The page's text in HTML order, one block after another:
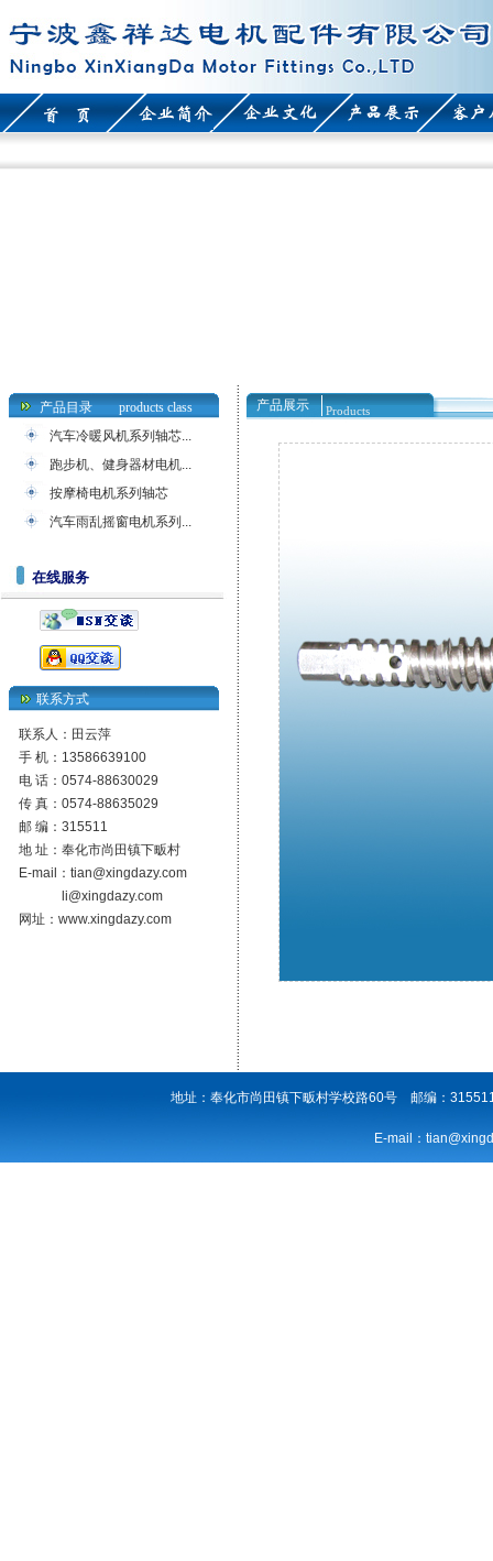
产品目录
products class
汽车冷暖风机系列轴芯...
跑步机、健身器材电机...
按摩椅电机系列轴芯
汽车雨乱摇窗电机系列...
在线服务
联系方式
联系人：田云萍
手 机：13586639100
电 话：0574-88630029
传 真：0574-88635029
邮 编：315511
地 址：奉化市尚田镇下畈村
E-mail： tian@xingdazy.com
li@xingdazy.com
网址： www.xingdazy.com
产品展示 Products
地址：奉化市尚田镇下畈村学校路60号 邮编：
E-mail：